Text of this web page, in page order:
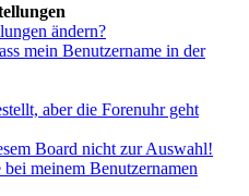
ändern?
mein Benutzername in der
aber die Forenuhr geht
Board nicht zur Auswahl!
meinem Benutzernamen